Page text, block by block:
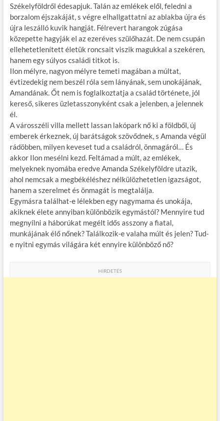
Székelyföldről édesapjuk. Talán az emlékek elől, feledni a
borzalom éjszakáját, s végre elhallgattatni az ablakba újra és
újra leszálló kuvik hangját. Félrevert harangok zúgása
közepette hagyják el az ezeréves szülőhazát. De nem csupán
ellehetetlenített életük roncsait viszik magukkal a szekéren,
hanem egy súlyos családi titkot is.
Ilon mélyre, nagyon mélyre temeti magában a múltat,
évtizedekig nem beszél róla sem lányának, sem unokájának,
Amandának. Őt nem is foglalkoztatja a család története, jól
kereső, sikeres üzletasszonyként csak a jelenben, a jelennek
él.
A városszéli villa mellett lassan lakópark nő ki a földből, új
emberek érkeznek, új barátságok szövődnek, s Amanda végül
rádöbben, milyen keveset tud a családról, önmagáról… És
akkor Ilon mesélni kezd. Feltámad a múlt, az emlékek,
melyeknek nyomába eredve Amanda Székelyföldre utazik,
ahol nemcsak a megbékéléshez nélkülözhetetlen igazságot,
hanem a szerelmet és önmagát is megtalálja.
Egymásra találhat-e lélekben egy nagymama és unokája,
akiknek élete annyiban különbözik egymástól? Mennyire tud
megnyílni a háborúkat megélt idős asszony a fiatal,
munkájának élő nőnek? Találkozik-e valaha múlt és jelen? Tud-
e nyitni egymás világára két ennyire különböző nő?
HIRDETÉS